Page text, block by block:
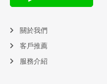
關於我們
客戶推薦
服務介紹